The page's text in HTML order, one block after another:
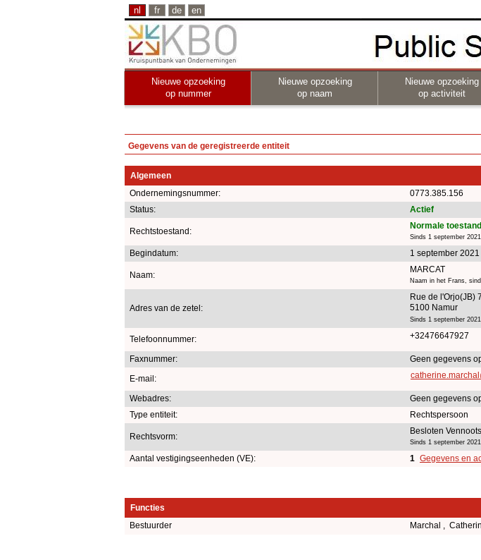
nl fr de en
Nieuwe opzoeking
op nummer
Nieuwe opzoeking
op naam
Nieuwe opzoeking
op activiteit
Gegevens van de geregistreerde entiteit
Algemeen
Ondernemingsnummer:
0773.385.156
Status:
Actief
Rechtstoestand:
Normale toestand
Sinds 1 september 2021
Begindatum: 1 september 2021
Naam:
MARCAT
Naam in het Frans,
Adres van de zetel:
Rue de l'Orjo(JB)
5100 Namur
Sinds 1 september 2021
Telefoonnummer: +32476647927
Faxnummer:
Geen gegevens
E-mail:
Webadres:
Geen gegevens
Type entiteit:
Rechtspersoon
Rechtsvorm:
Besloten
Sinds 1 september 2021
Aantal vestigingseenheden (VE): 1 Gegevens en
Functies
Bestuurder
Marchal ,